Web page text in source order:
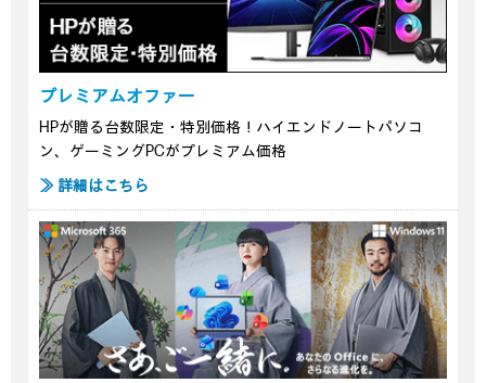
プレミアムオファー
HPが贈る台数限定・特別価格！ハイエンドノートパソコ
ン、ゲーミングPCがプレミアム価格
≫ 詳細はこちら